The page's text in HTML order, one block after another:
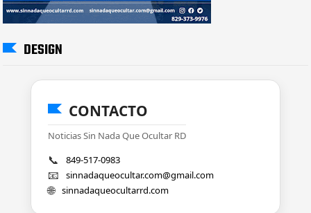
DESIGN
CONTACTO
Noticias Sin Nada Que Ocultar RD
📞 849-517-0983
📧 sinnadaqueocultar.com@gmail.com
🌐 sinnadaqueocultarrd.com